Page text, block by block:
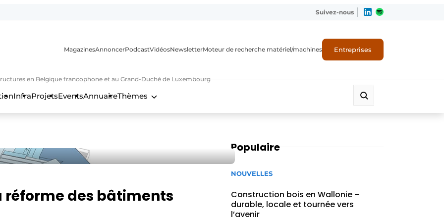
Suivez-nous
en Belgique francophone et au Grand-Duché de Luxembourg
MagazinesAnnoncerPodcastVidéosNewsletterMoteur de recherche matériel/machines Entreprises
InfraProjetsEventsAnnuaireThèmes
réforme des bâtiments
Populaire
NOUVELLES
Construction bois en Wallonie –
durable, locale et tournée vers
l’avenir